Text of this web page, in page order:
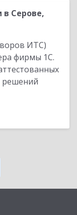
Серове,
ИТС)
фирмы 1С.
решений